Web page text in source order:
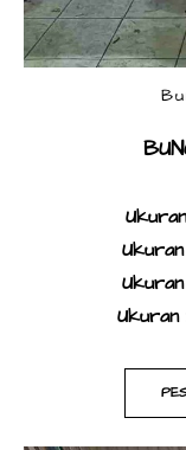
Ukuran